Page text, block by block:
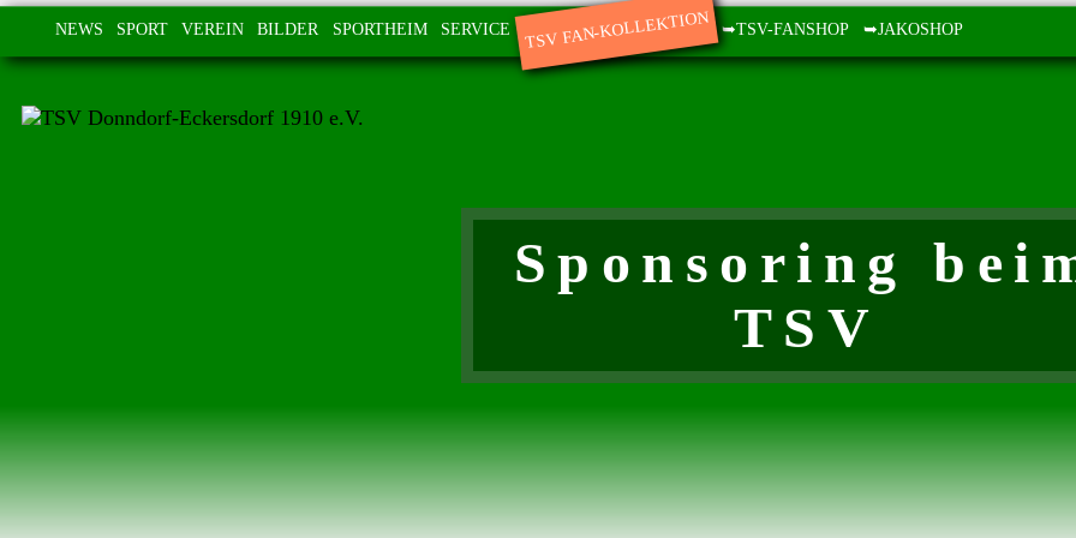
NEWS SPORT VEREIN BILDER SPORTHEIM SERVICE TSV FAN-KOLLEKTION ➥TSV-FANSHOP ➥JAKOSHOP
Sponsoring
TSV